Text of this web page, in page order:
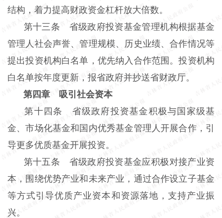
结构，着力提高财政资金杠杆放大倍数。
第十三条 省级政府投资基金管理机构根据基金
管理人社会声誉、管理规模、历史业绩、合作情况等
提出投资机构白名单，优先纳入合作范围。投资机构
白名单按年度更新，报省政府并抄送省财政厅。
第四章 吸引社会资本
第十四条 省级政府投资基金积极与国家级基
金、市场化基金和国内优秀基金管理人开展合作，引
导更多优质基金开展投资。
第十五条 省级政府投资基金应积极对接产业资
本，围绕优势产业和未来产业，通过合作设立子基金
等方式引导优质产业资本和资源落地，支持产业振
兴。